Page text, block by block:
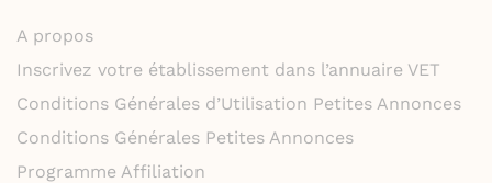
A propos
Inscrivez votre établissement dans l’annuaire VET
Conditions Générales d’Utilisation Petites Annonces
Conditions Générales Petites Annonces
Programme Affiliation